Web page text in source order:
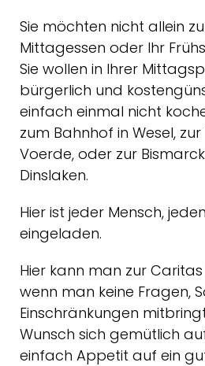
Sie möchten nicht allein
Mittagessen oder Ihr
Sie wollen in Ihrer
bürgerlich und
einfach einmal nicht
zum Bahnhof in Wesel,
Voerde, oder zur
Dinslaken.
Hier ist jeder Mensch,
eingeladen.
Hier kann man zur
wenn man keine Fragen,
Einschränkungen
Wunsch sich gemütlich
einfach Appetit auf ein